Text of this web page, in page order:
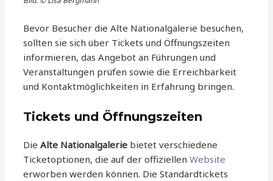
Bevor Besucher die Alte Nationalgalerie besuchen,
sollten sie sich über Tickets und Öffnungszeiten
informieren, das Angebot an Führungen und
Veranstaltungen prüfen sowie die Erreichbarkeit
und Kontaktmöglichkeiten in Erfahrung bringen.
Tickets und Öffnungszeiten
DieAlte Nationalgalerie bietet verschiedene
Ticketoptionen, die auf der offiziellenWebsite
erworben werden können. Die Standardtickets